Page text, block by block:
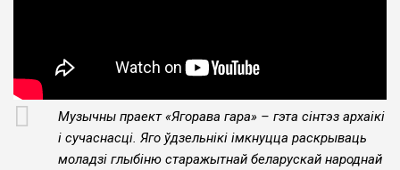
Музычны праект «Ягорава гара» – гэта сінтэз архаікі
і сучаснасці. Яго ўдзельнікі імкнуцца раскрываць
моладзі глыбіню старажытнай беларускай народнай